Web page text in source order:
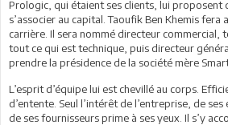
Prologic, qui étaient ses clients, lui proposent
s’associer au capital. Taoufik Ben Khemis fera
carrière. Il sera nommé directeur commercial,
tout ce qui est technique, puis directeur
prendre la présidence de la société mère Smart
L’esprit d’équipe lui est chevillé au corps.
d’entente. Seul l’intérêt de l’entreprise, de
de ses fournisseurs prime à ses yeux. Il s’y